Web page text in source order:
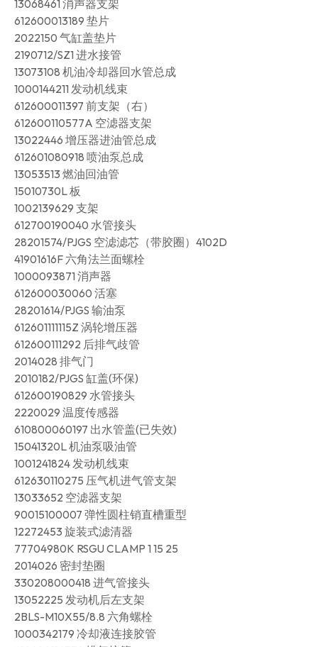
13068461 消声器支架
612600013189 垫片
2022150 气缸盖垫片
2190712/SZ1 进水接管
13073108 机油冷却器回水管总成
1000144211 发动机线束
612600011397 前支架（右）
612600110577A 空滤器支架
13022446 增压器进油管总成
612601080918 喷油泵总成
13053513 燃油回油管
15010730L 板
1002139629 支架
612700190040 水管接头
28201574/PJGS 空滤滤芯（带胶圈）4102D
41901616F 六角法兰面螺栓
1000093871 消声器
612600030060 活塞
28201614/PJGS 输油泵
612601111115Z 涡轮增压器
612600111292 后排气歧管
2014028 排气门
2010182/PJGS 缸盖(环保)
612600190829 水管接头
2220029 温度传感器
610800060197 出水管盖(已失效)
15041320L 机油泵吸油管
1001241824 发动机线束
612630110275 压气机进气管支架
13033652 空滤器支架
90015100007 弹性圆柱销直槽重型
12272453 旋装式滤清器
77704980K RSGU CLAMP 1 15 25
2014026 密封垫圈
330208000418 进气管接头
13052225 发动机后左支架
2BLS-M10X55/8.8 六角螺栓
1000342179 冷却液连接胶管